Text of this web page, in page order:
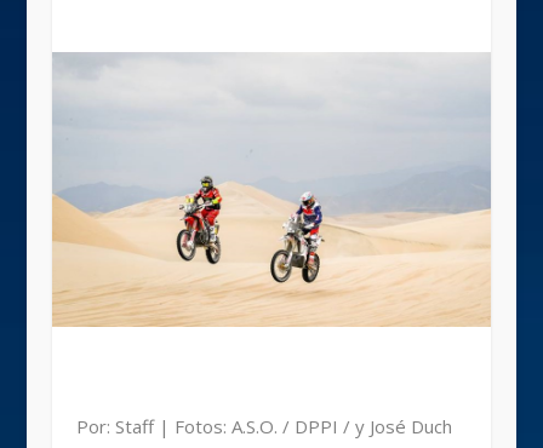
Por: Staff | Fotos: A.S.O. / DPPI / y José Duch